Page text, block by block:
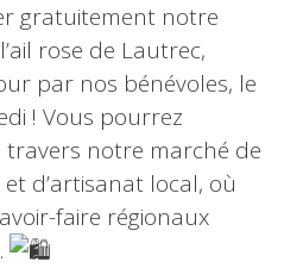
gratuitement notre
rose de Lautrec,
par nos bénévoles, le
! Vous pourrez
notre marché de
d’artisanat local, où
faire régionaux